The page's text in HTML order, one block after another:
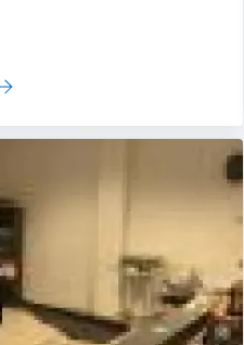
DELLE LEZIONI A.A.